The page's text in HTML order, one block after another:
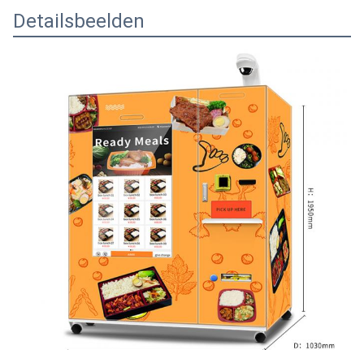
Detailsbeelden